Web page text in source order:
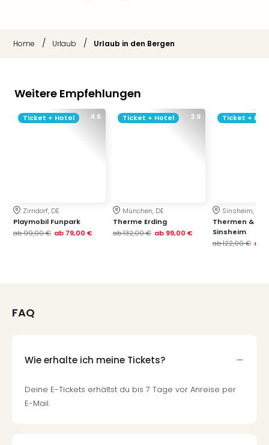
Home / Urlaub / Urlaub in den Bergen
Weitere Empfehlungen
4.6
Ticket + Hotel
Zirndorf, DE
Playmobil Funpark
ab99,00 € ab 79,00 €
3.9
Ticket + Hotel
München, DE
Therme Erding
ab132,00 € ab 99,00 €
Ticket +
Sinsheim, DE
Thermen &
Sinsheim
ab122,00 € ab
FAQ
Wie erhalte ich meine Tickets?
Deine E-Tickets erhältst du bis 7 Tage vor Anreise per
E-Mail.